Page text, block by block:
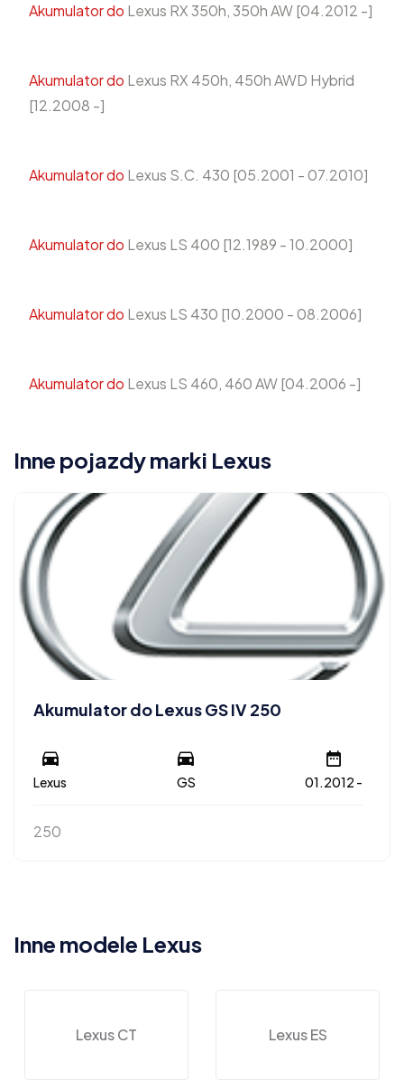
Akumulator do Lexus RX 350h, 350h AW [04.2012 -]
Akumulator do Lexus RX 450h, 450h AWD Hybrid
[12.2008 -]
Akumulator do Lexus S.C. 430 [05.2001 - 07.2010]
Akumulator do Lexus LS 400 [12.1989 - 10.2000]
Akumulator do Lexus LS 430 [10.2000 - 08.2006]
Akumulator do Lexus LS 460, 460 AW [04.2006 -]
Inne pojazdy marki Lexus
Akumulator do Lexus GS IV 250
Lexus GS 01.2012 -
250
Inne modele Lexus
Lexus CT Lexus ES